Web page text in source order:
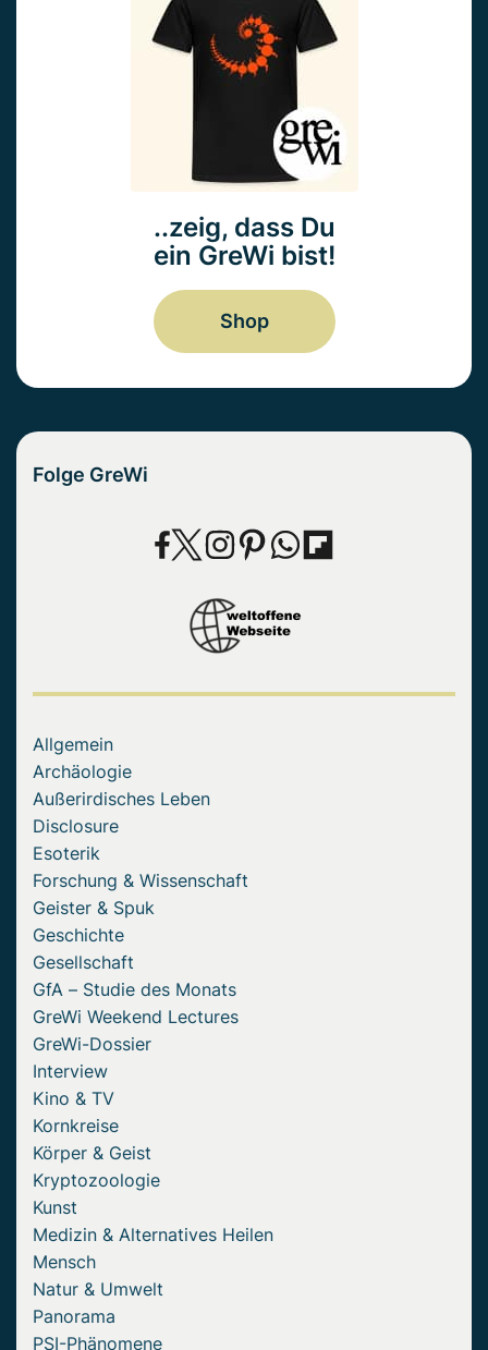
..zeig, dass Du
ein GreWi bist!
Shop
Folge GreWi
Allgemein
Archäologie
Außerirdisches Leben
Disclosure
Esoterik
Forschung & Wissenschaft
Geister & Spuk
Geschichte
Gesellschaft
GfA – Studie des Monats
GreWi Weekend Lectures
GreWi-Dossier
Interview
Kino & TV
Kornkreise
Körper & Geist
Kryptozoologie
Kunst
Medizin & Alternatives Heilen
Mensch
Natur & Umwelt
Panorama
PSI-Phänomene